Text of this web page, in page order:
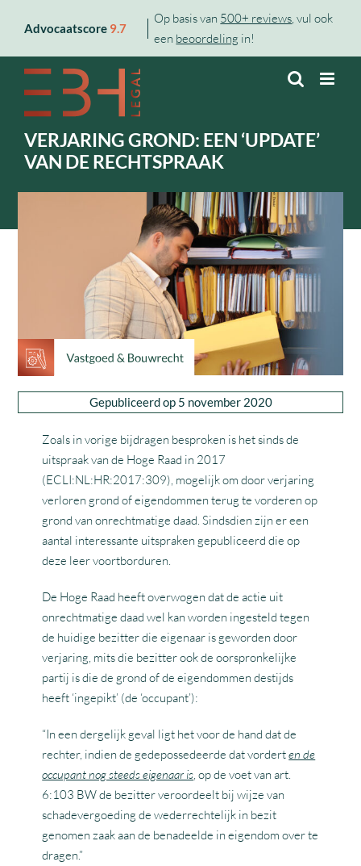
VERJARING GROND: EEN ‘UPDATE’
VAN DE RECHTSPRAAK
Gepubliceerd op 5 november 2020
Zoals in vorige bijdragen besproken is het sinds de
uitspraak van de Hoge Raad in 2017
(ECLI:NL:HR:2017:309), mogelijk om door verjaring
verloren grond of eigendommen terug te vorderen op
grond van onrechtmatige daad. Sindsdien zijn er een
aantal interessante uitspraken gepubliceerd die op
deze leer voortborduren.
De Hoge Raad heeft overwogen dat de actie uit
onrechtmatige daad wel kan worden ingesteld tegen
de huidige bezitter die eigenaar is geworden door
verjaring, mits die bezitter ook de oorspronkelijke
partij is die de grond of de eigendommen destijds
heeft ‘ingepikt’ (de ‘occupant’):
“In een dergelijk geval ligt het voor de hand dat de
rechter, indien de gedepossedeerde dat vorderten de
occupant nog steeds eigenaar is, op de voet van art.
6:103 BW de bezitter veroordeelt bij wijze van
schadevergoeding de wederrechtelijk in bezit
genomen zaak aan de benadeelde in eigendom over te
dragen.”
Advocaatscore 9.7
Op basis van 500+ reviews, vul ook
een beoordeling in!